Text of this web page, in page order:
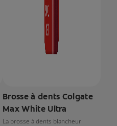
Brosse à dents Colgate
Max White Ultra
La brosse à dents blancheur